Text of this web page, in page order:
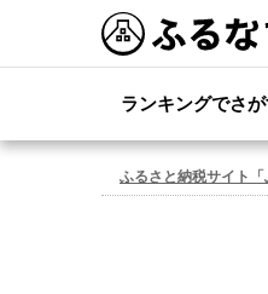
ランキングでさ
ふるさと納税サイト「